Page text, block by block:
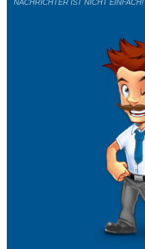
NACHRICHTER IST NICHT EINFACH!